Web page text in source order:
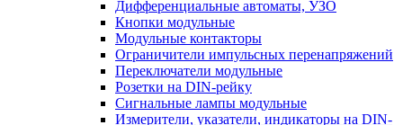
Дифференциальные автоматы, УЗО
Кнопки модульные
Модульные контакторы
Ограничители импульсных перенапряжений
Переключатели модульные
Розетки на DIN-рейку
Сигнальные лампы модульные
Измерители, указатели, индикаторы на DIN-